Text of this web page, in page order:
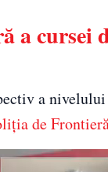
a cursei
a
de